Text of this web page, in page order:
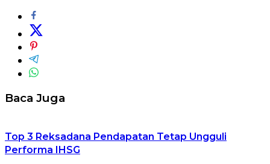
Baca Juga
Top 3 Reksadana Pendapatan Tetap Ungguli
Performa IHSG